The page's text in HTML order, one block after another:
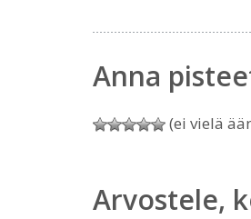
Anna
(ei vielä
Arvostele,